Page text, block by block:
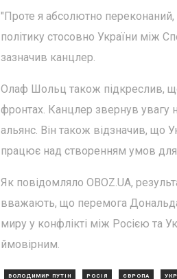
"Проте я абсолютно
політику стосовно України між
зазначив канцлер.
Олаф Шольц також підкреслив, що
фронтах. Канцлер звернув увагу
альянс. Він також відзначив, що
працює над створенням умов
Як повідомляло OBOZ.UA,
вважають, що перемога
миру у конфлікті між Росією та
ймовірним.
ВОЛОДИМИР ПУТІН РОСІЯ ЄВРОПА